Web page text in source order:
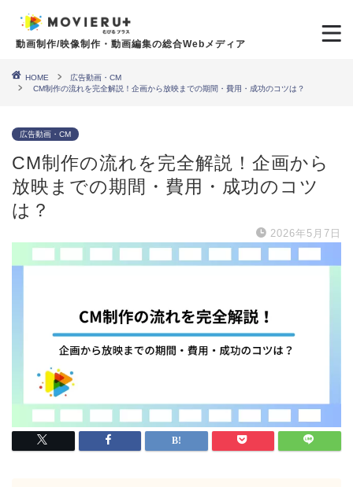
動画制作/映像制作・動画編集の総合Webメディア
HOME
広告動画・CM
CM制作の流れを完全解説！企画から放映までの期間・費用・成功のコツは？
広告動画・CM
CM制作の流れを完全解説！企画から
放映までの期間・費用・成功のコツ
は？
2026年5月7日